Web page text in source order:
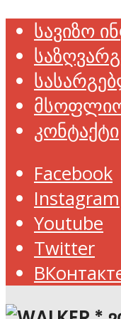
სავიზო
კონტაქტი
Facebook
Instagram
Youtube
Twitter